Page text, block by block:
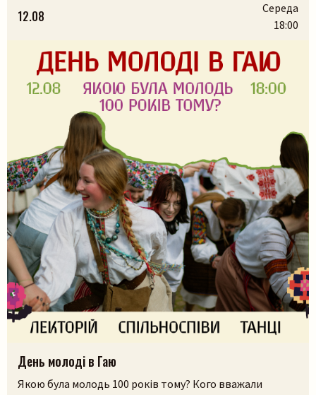
12.08
Середа
18:00
День молоді в Гаю
Якою була молодь 100 років тому? Кого вважали